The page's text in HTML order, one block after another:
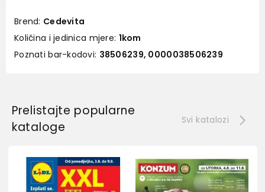
Brend: Cedevita
Količina i jedinica mjere: 1kom
Poznati bar-kodovi: 38506239, 0000038506239
Prelistajte popularne
kataloge
Svi katalozi